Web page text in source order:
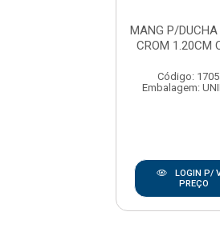
MANG P/DUCHA
CROM 1.20CM
Código:
Embalagem:
LOGIN P/
PREÇO